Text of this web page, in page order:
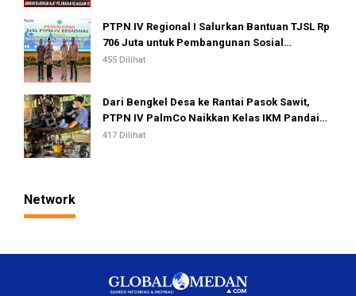
PTPN IV Regional I Salurkan Bantuan TJSL Rp
706 Juta untuk Pembangunan Sosial
Berkelanjutan
455 Dilihat
Dari Bengkel Desa ke Rantai Pasok Sawit,
PTPN IV PalmCo Naikkan Kelas IKM Pandai
Besi
417 Dilihat
Network